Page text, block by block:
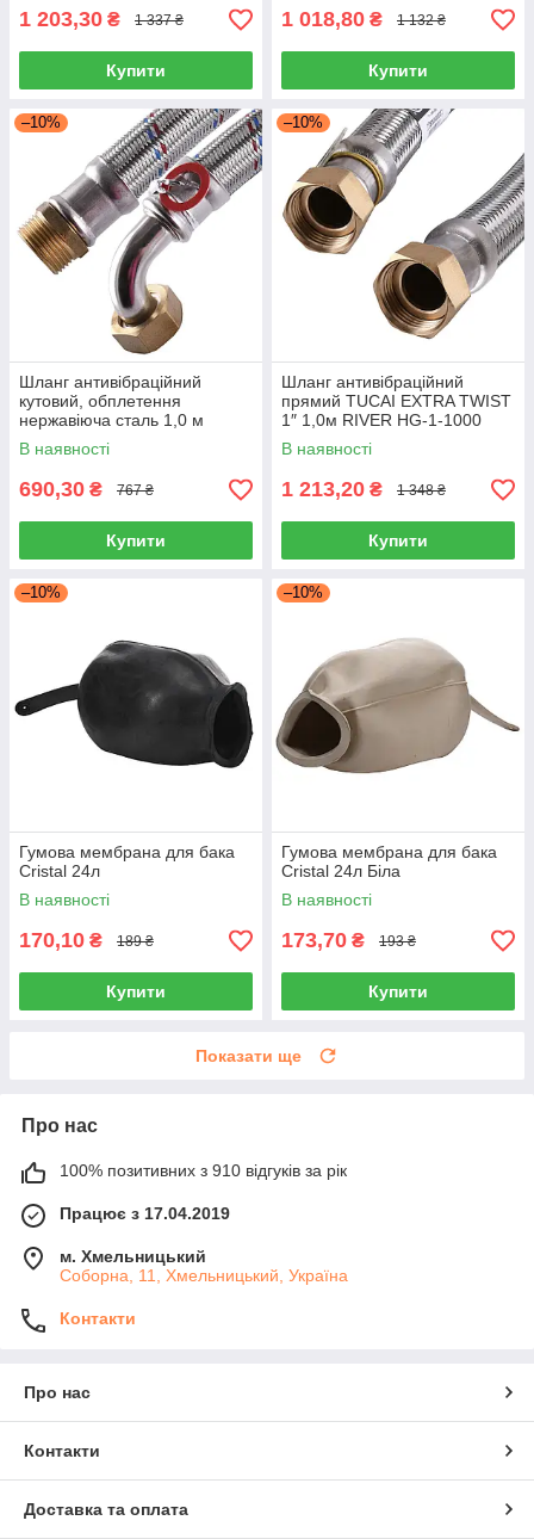
1 203,30 ₴ 1 337 ₴
Купити
1 018,80 ₴ 1 132 ₴
Купити
–10%
Шланг антивібраційний
кутовий, обплетення
нержавіюча сталь 1,0 м
SOLOMON 1" ЗВ HS3001,
Китай
В наявності
690,30 ₴ 767 ₴
Купити
–10%
Шланг антивібраційний
прямий TUCAI EXTRA TWIST
1″ 1,0м RIVER НG-1-1000
204734, обплетення
нержавіюча сталь, Іспанія
В наявності
1 213,20 ₴ 1 348 ₴
Купити
–10%
Гумова мембрана для бака
Сristal 24л
В наявності
170,10 ₴ 189 ₴
Купити
–10%
Гумова мембрана для бака
Сristal 24л Біла
В наявності
173,70 ₴ 193 ₴
Купити
Показати ще
Про нас
100% позитивних з 910 відгуків за рік
Працює з 17.04.2019
м. Хмельницький
Соборна, 11, Хмельницький, Україна
Контакти
Про нас
Контакти
Доставка та оплата